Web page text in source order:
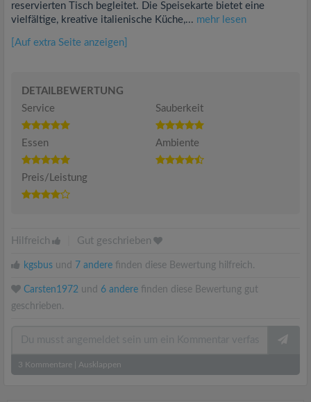
reservierten Tisch begleitet. Die Speisekarte bietet eine
vielfältige, kreative italienische Küche,... mehr lesen
[Auf extra Seite anzeigen]
DETAILBEWERTUNG
Service
Sauberkeit
Essen Ambiente
Preis/Leistung
Hilfreich Gut geschrieben
kgsbus und 7 andere finden diese Bewertung hilfreich.
Carsten1972 und 6 andere finden diese Bewertung gut
geschrieben.
3 Kommentare Ausklappen